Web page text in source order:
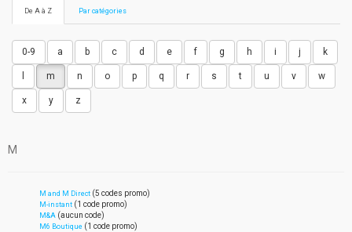
De A à Z Par catégories
0-9 a b c d e f g h i j k
m n o p q r s t u v w
x y z
M
M and M Direct (5 codes promo)
M-instant (1 code promo)
M&A (aucun code)
M6 Boutique (1 code promo)